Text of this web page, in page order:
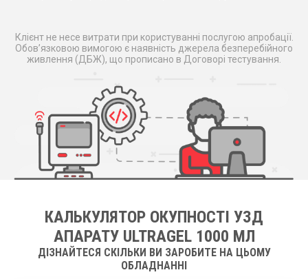
Клієнт не несе витрати при користуванні послугою апробації.
Обов’язковою вимогою є наявність джерела безперебійного
живлення (ДБЖ), що прописано в Договорі тестування.
КАЛЬКУЛЯТОР ОКУПНОСТІ УЗД
АПАРАТУ ULTRAGEL 1000 МЛ
ДІЗНАЙТЕСЯ СКІЛЬКИ ВИ ЗАРОБИТЕ НА ЦЬОМУ
ОБЛАДНАННІ